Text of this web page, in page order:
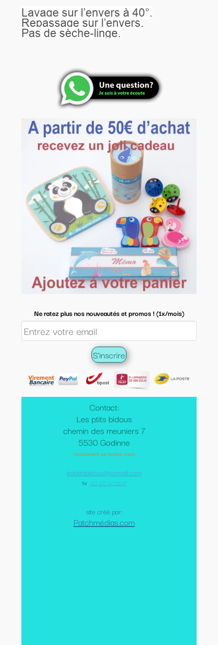
Contact:
Les ptits bidous
chemin des meuniers 7
5530 Godinne
(uniquement sur rendez-vous)
lesptitsbidous@hotmail.com
Tel: +32 477 47 05 17
site créé par:
Patchmédias.com
Ne ratez plus nos nouveautés et promos ! (1x/mois)
Lavage sur l’envers à 40°.
Repassage sur l’envers.
Pas de sèche-linge.